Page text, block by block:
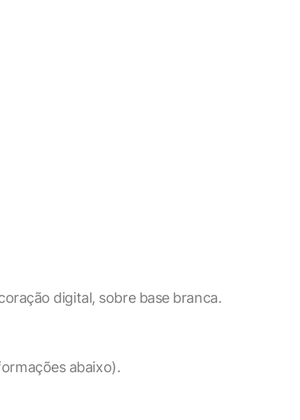
digital, sobre base branca.
abaixo).
que são
das